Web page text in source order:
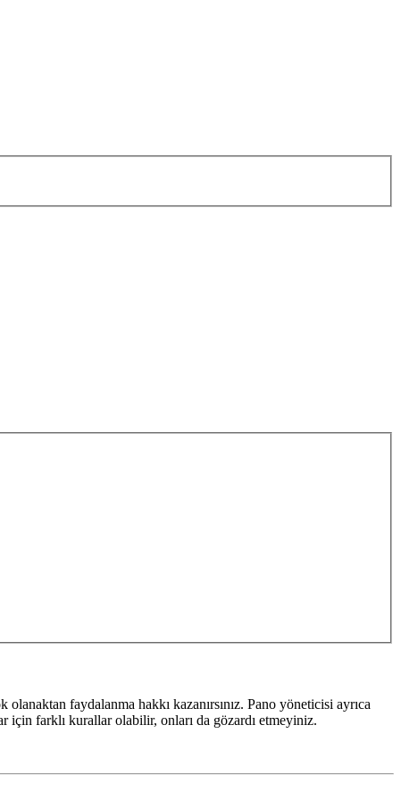
faydalanma hakkı kazanırsınız. Pano yöneticisi ayrıca
için farklı kurallar olabilir, onları da gözardı etmeyiniz.